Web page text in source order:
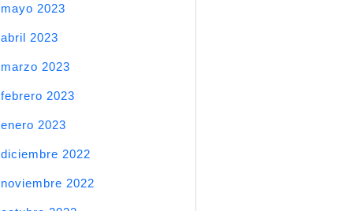
mayo 2023
abril 2023
marzo 2023
febrero 2023
enero 2023
diciembre 2022
noviembre 2022